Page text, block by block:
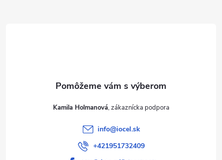
Kamila Holmanová
info@iocel.sk
+421951732409